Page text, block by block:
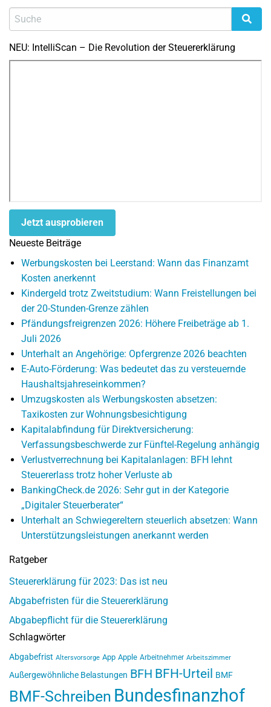
NEU: IntelliScan – Die Revolution der Steuererklärung
Jetzt ausprobieren
Neueste Beiträge
Werbungskosten bei Leerstand: Wann das Finanzamt
Kosten anerkennt
Kindergeld trotz Zweitstudium: Wann Freistellungen bei
der 20-Stunden-Grenze zählen
Pfändungsfreigrenzen 2026: Höhere Freibeträge ab 1.
Juli 2026
Unterhalt an Angehörige: Opfergrenze 2026 beachten
E-Auto-Förderung: Was bedeutet das zu versteuernde
Haushaltsjahreseinkommen?
Umzugskosten als Werbungskosten absetzen:
Taxikosten zur Wohnungsbesichtigung
Kapitalabfindung für Direktversicherung:
Verfassungsbeschwerde zur Fünftel-Regelung anhängig
Verlustverrechnung bei Kapitalanlagen: BFH lehnt
Steuererlass trotz hoher Verluste ab
BankingCheck.de 2026: Sehr gut in der Kategorie
„Digitaler Steuerberater“
Unterhalt an Schwiegereltern steuerlich absetzen: Wann
Unterstützungsleistungen anerkannt werden
Ratgeber
Steuererklärung für 2023: Das ist neu
Abgabefristen für die Steuererklärung
Abgabepflicht für die Steuererklärung
Schlagwörter
Abgabefrist Altersvorsorge App Apple Arbeitnehmer Arbeitszimmer
Außergewöhnliche Belastungen BFH BFH-Urteil BMF
BMF-Schreiben Bundesfinanzhof